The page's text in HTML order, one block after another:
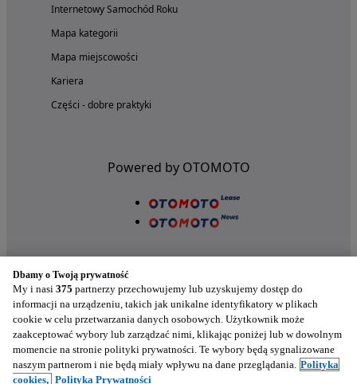
Internetowy Samochód Roku
Mapa kategorii
Mapa miejscowości
Kariera
Części - dobre praktyki
Powered by OTOMOTO
Nasze aplikacje w twoim telefonie
Dbamy o Twoją prywatność
My i nasi 375 partnerzy przechowujemy lub uzyskujemy dostęp do
informacji na urządzeniu, takich jak unikalne identyfikatory w plikach
cookie w celu przetwarzania danych osobowych. Użytkownik może
zaakceptować wybory lub zarządzać nimi, klikając poniżej lub w dowolnym
momencie na stronie polityki prywatności. Te wybory będą sygnalizowane
naszym partnerom i nie będą miały wpływu na dane przeglądania. Polityka
cookies, Polityka Prywatności